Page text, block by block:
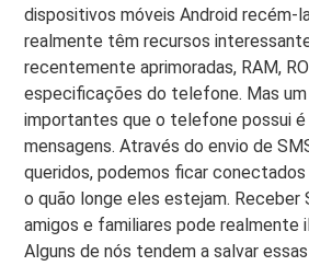
dispositivos móveis Android recém-
realmente têm recursos
recentemente aprimoradas, RAM,
especificações do telefone. Mas
importantes que o telefone possui é
mensagens. Através do envio de
queridos, podemos ficar
o quão longe eles estejam. Receber
amigos e familiares pode realmente
Alguns de nós tendem a salvar